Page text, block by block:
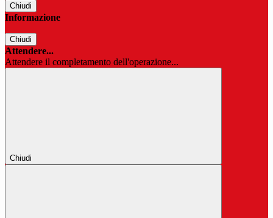
Chiudi
Informazione
Chiudi
Attendere...
Attendere il completamento dell'operazione...
Chiudi